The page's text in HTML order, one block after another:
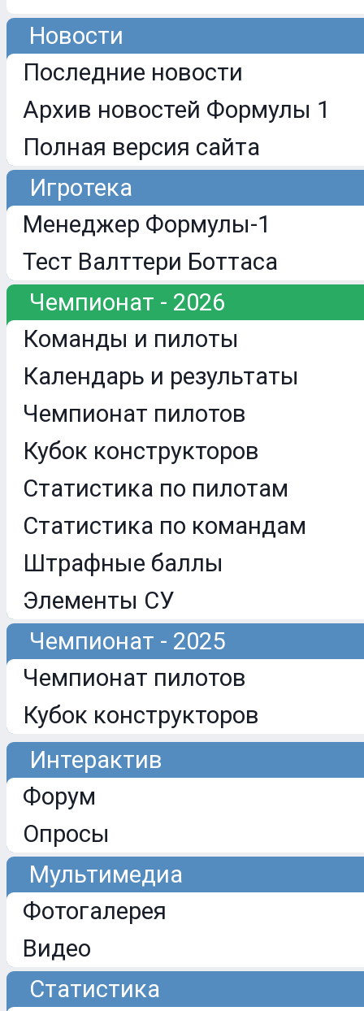
Новости
Последние новости
Архив новостей Формулы 1
Полная версия сайта
Игротека
Менеджер Формулы-1
Тест Валттери Боттаса
Чемпионат - 2026
Команды и пилоты
Календарь и результаты
Чемпионат пилотов
Кубок конструкторов
Статистика по пилотам
Статистика по командам
Штрафные баллы
Элементы СУ
Чемпионат - 2025
Чемпионат пилотов
Кубок конструкторов
Интерактив
Форум
Опросы
Мультимедиа
Фотогалерея
Видео
Статистика